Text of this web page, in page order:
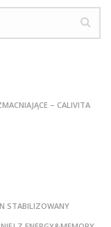
– CALIVITA
STABILIZOWANY